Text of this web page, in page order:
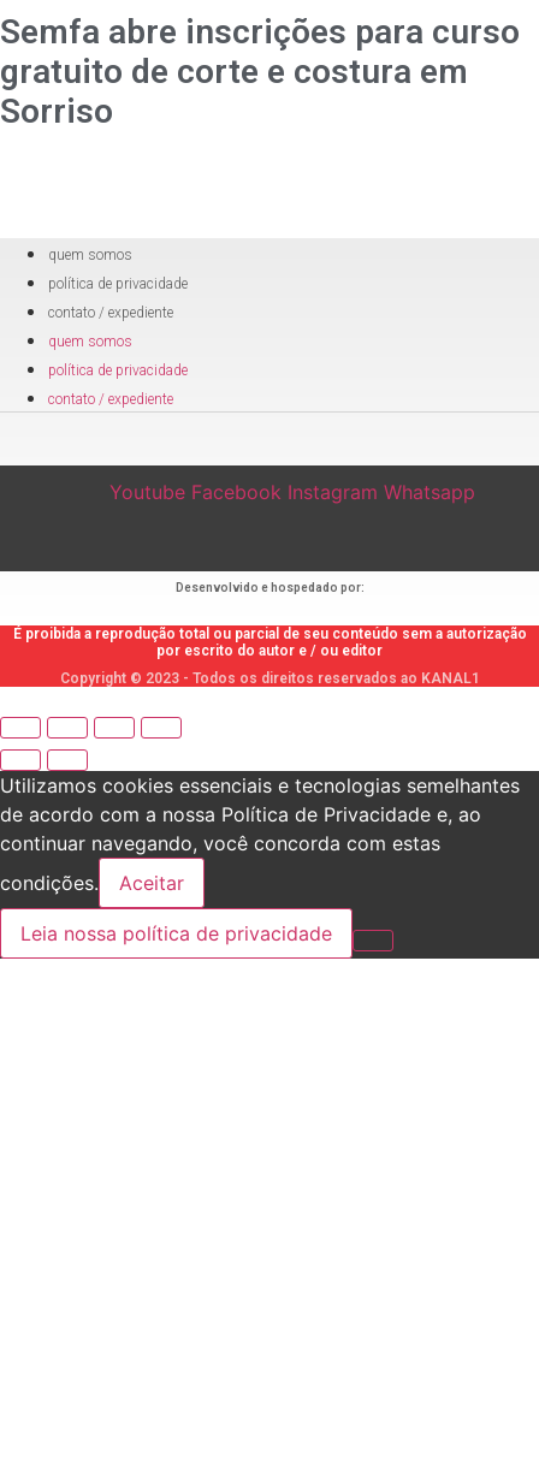
Semfa abre inscrições para curso
gratuito de corte e costura em
Sorriso
quem somos
política de privacidade
contato / expediente
quem somos
política de privacidade
contato / expediente
Youtube Facebook Instagram Whatsapp
Desenvolvido e hospedado por:
É proibida a reprodução total ou parcial de seu conteúdo sem a autorização
por escrito do autor e / ou editor
Copyright © 2023 - Todos os direitos reservados ao KANAL1
Utilizamos cookies essenciais e tecnologias semelhantes
de acordo com a nossa Política de Privacidade e, ao
continuar navegando, você concorda com estas
condições.
Aceitar
Leia nossa política de privacidade